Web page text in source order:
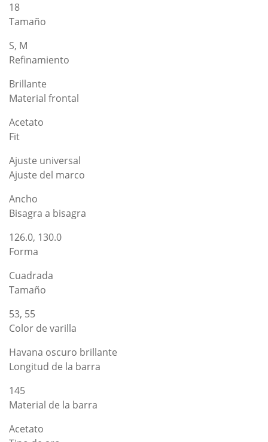
18
Tamaño
S, M
Refinamiento
Brillante
Material frontal
Acetato
Fit
Ajuste universal
Ajuste del marco
Ancho
Bisagra a bisagra
126.0, 130.0
Forma
Cuadrada
Tamaño
53, 55
Color de varilla
Havana oscuro brillante
Longitud de la barra
145
Material de la barra
Acetato